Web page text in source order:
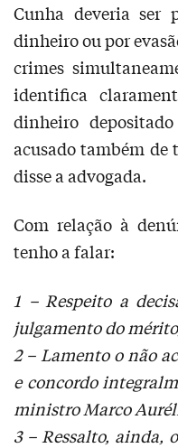
Cunha deveria ser
dinheiro ou por
crimes
identifica
dinheiro
acusado também de
disse a advogada.
Com relação à
tenho a falar:
1 – Respeito a
julgamento do
2 – Lamento o não
e concordo
ministro Marco
3 – Ressalto, ainda,